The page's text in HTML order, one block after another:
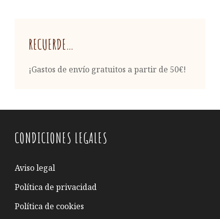
RECUERDE…
¡Gastos de envío gratuitos a partir de 50€!
CONDICIONES LEGALES
Aviso legal
Política de privacidad
Política de cookies